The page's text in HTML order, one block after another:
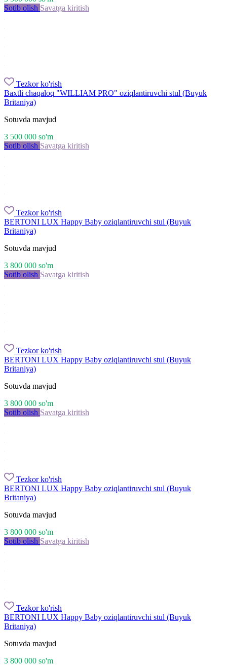
Sotib olish Savatga kiritish
Tezkor ko'rish
Baxtli chaqaloq "WILLIAM PRO" oziqlantiruvchi stul (Buyuk
Britaniya)
Sotuvda mavjud
3 500 000 so'm
Sotib olish Savatga kiritish
Tezkor ko'rish
BERTONI LUX Happy Baby oziqlantiruvchi stul (Buyuk
Britaniya)
Sotuvda mavjud
3 800 000 so'm
Sotib olish Savatga kiritish
Tezkor ko'rish
BERTONI LUX Happy Baby oziqlantiruvchi stul (Buyuk
Britaniya)
Sotuvda mavjud
3 800 000 so'm
Sotib olish Savatga kiritish
Tezkor ko'rish
BERTONI LUX Happy Baby oziqlantiruvchi stul (Buyuk
Britaniya)
Sotuvda mavjud
3 800 000 so'm
Sotib olish Savatga kiritish
Tezkor ko'rish
BERTONI LUX Happy Baby oziqlantiruvchi stul (Buyuk
Britaniya)
Sotuvda mavjud
3 800 000 so'm